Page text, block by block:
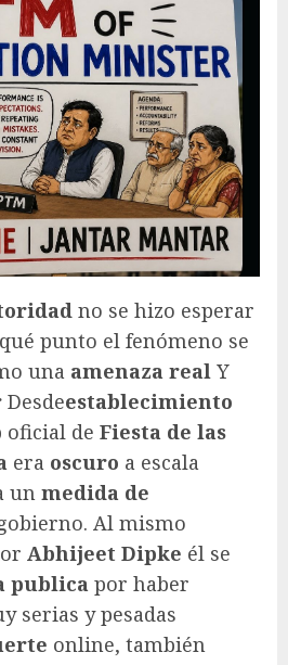
no se hizo esperar
punto el fenómeno se
una amenaza real Y
Desdeestablecimiento
oficial de Fiesta de las
era oscuro a escala
un medida de
Al mismo
Abhijeet Dipke él se
publica por haber
serias y pesadas
online, también